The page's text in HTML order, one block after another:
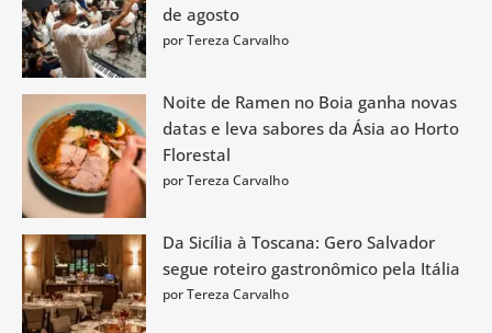
de agosto
por Tereza Carvalho
Noite de Ramen no Boia ganha novas
datas e leva sabores da Ásia ao Horto
Florestal
por Tereza Carvalho
Da Sicília à Toscana: Gero Salvador
segue roteiro gastronômico pela Itália
por Tereza Carvalho